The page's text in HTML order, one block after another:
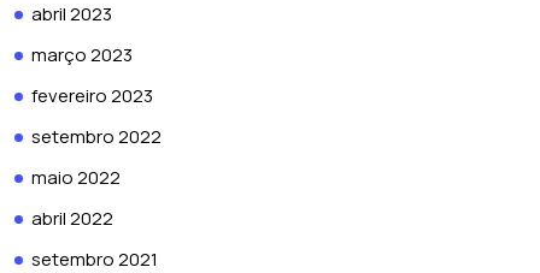
abril 2023
março 2023
fevereiro 2023
setembro 2022
maio 2022
abril 2022
setembro 2021